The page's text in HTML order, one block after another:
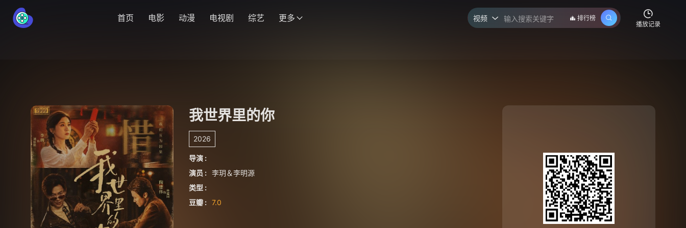
首页 电影 动漫 电视剧 综艺 更多 视频 
排行榜
播放记录
我世界里的你
2026
导演 :
演员 : 李玥＆李明源
类型 :
豆瓣 : 7.0